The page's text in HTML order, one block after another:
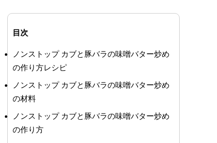
目次
ノンストップ カブと豚バラの味噌バター炒め
の作り方レシピ
ノンストップ カブと豚バラの味噌バター炒め
の材料
ノンストップ カブと豚バラの味噌バター炒め
の作り方